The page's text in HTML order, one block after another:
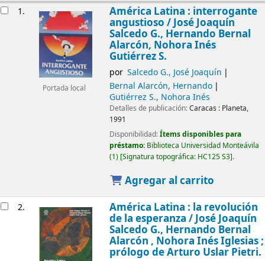
1.
Portada local
América Latina : interrogante
angustioso /José Joaquín
Salcedo G., Hernando Bernal
Alarcón, Nohora Inés
Gutiérrez S.
por Salcedo G., José Joaquín
Bernal Alarcón, Hernando
Gutiérrez S., Nohora Inés
Detalles de publicación:Caracas : Planeta,
1991
Disponibilidad:Ítems disponibles para
préstamo: Biblioteca Universidad Monteávila
(1) Signatura topográfica: HC125 S3 .
Agregar al carrito
2. América Latina : la revolución
de la esperanza /José Joaquín
Salcedo G., Hernando Bernal
Alarcón , Nohora Inés Iglesias ;
prólogo de Arturo Uslar Pietri.